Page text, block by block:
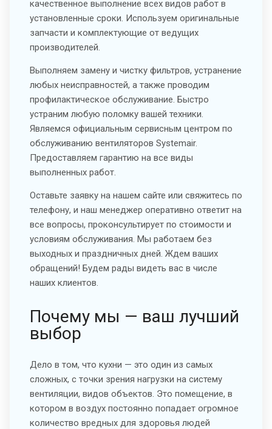
качественное выполнение всех видов работ в
установленные сроки. Используем оригинальные
запчасти и комплектующие от ведущих
производителей.
Выполняем замену и чистку фильтров, устранение
любых неисправностей, а также проводим
профилактическое обслуживание. Быстро
устраним любую поломку вашей техники.
Являемся официальным сервисным центром по
обслуживанию вентиляторов Systemair.
Предоставляем гарантию на все виды
выполненных работ.
Оставьте заявку на нашем сайте или свяжитесь по
телефону, и наш менеджер оперативно ответит на
все вопросы, проконсультирует по стоимости и
условиям обслуживания. Мы работаем без
выходных и праздничных дней. Ждем ваших
обращений! Будем рады видеть вас в числе
наших клиентов.
Почему мы — ваш лучший
выбор
Дело в том, что кухни — это один из самых
сложных, с точки зрения нагрузки на систему
вентиляции, видов объектов. Это помещение, в
котором в воздух постоянно попадает огромное
количество вредных для здоровья людей